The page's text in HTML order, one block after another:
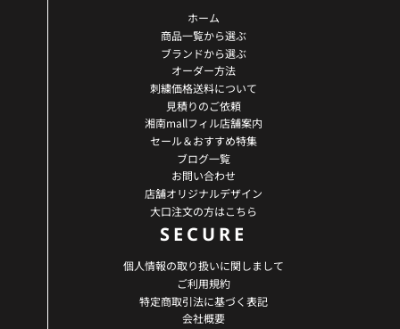
ホーム
商品一覧から選ぶ
ブランドから選ぶ
オーダー方法
刺繍価格送料について
見積りのご依頼
湘南mallフィル店舗案内
セール＆おすすめ特集
ブログ一覧
お問い合わせ
店舗オリジナルデザイン
大口注文の方はこちら
SECURE
個人情報の取り扱いに関しまして
ご利用規約
特定商取引法に基づく表記
会社概要